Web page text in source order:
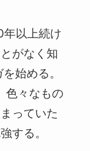
年以上続け
がなく知
始める。
色々なもの
っていた
する。